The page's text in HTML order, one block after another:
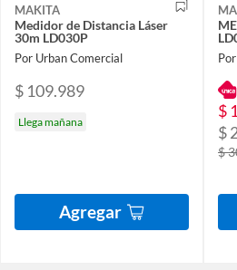
MAKITA
Medidor de Distancia Láser
30m LD030P
Por Urban Comercial
$ 109.989
Llega mañana
Agregar
$
$
$